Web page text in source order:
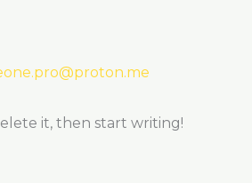
it, then start writing!